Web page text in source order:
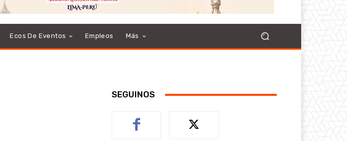
Ecos De Eventos Empleos Más
SEGUINOS